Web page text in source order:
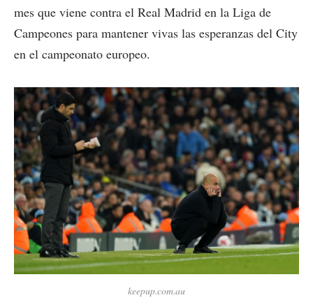
mes que viene contra el Real Madrid en la Liga de
Campeones para mantener vivas las esperanzas del City
en el campeonato europeo.
keepup.com.au